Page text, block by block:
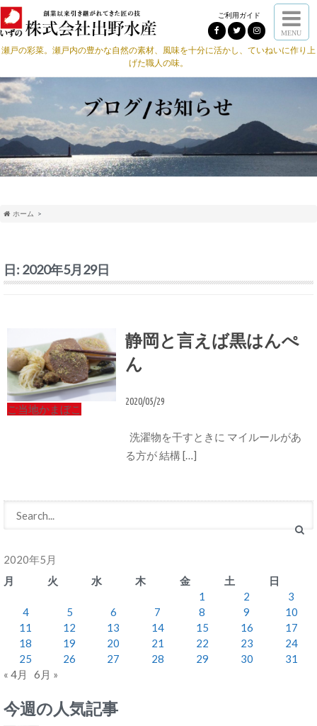
ご利用ガイド
MENU
瀬戸の彩菜。瀬戸内の豊かな自然の素材、風味を十分に活かし、ていねいに作り上
げた職人の味。
ホーム
日: 2020年5月29日
ご当地かまぼこ
静岡と言えば黒はんぺ
ん
2020/05/29
洗濯物を干すときに マイルールがあ
る方が 結構 […]
2020年5月
月
火 水 木 金 土
日
1
2
3
4
5 6 7 8 9
10
11
12 13 14 15 16
17
18
19 20 21 22 23
24
25
26 27 28 29 30
31
« 4月
6月 »
今週の人気記事